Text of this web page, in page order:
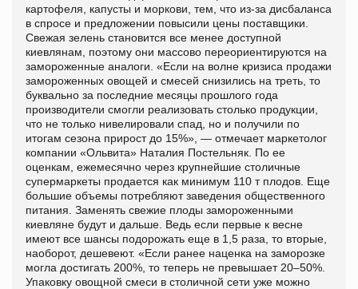
картофеля, капусты и моркови, тем, что из-за дисбаланса
в спросе и предложении повысили цены поставщики.
Свежая зелень становится все менее доступной
киевлянам, поэтому они массово переориентируются на
замороженные аналоги. «Если на волне кризиса продажи
замороженных овощей и смесей снизились на треть, то
буквально за последние месяцы прошлого года
производители смогли реализовать столько продукции,
что не только нивелировали спад, но и получили по
итогам сезона прирост до 15%», — отмечает маркетолог
компании «Ольвита» Наталия Постельняк. По ее
оценкам, ежемесячно через крупнейшие столичные
супермаркеты продается как минимум 110 т плодов. Еще
большие объемы потребляют заведения общественного
питания. Заменять свежие плоды замороженными
киевляне будут и дальше. Ведь если первые к весне
имеют все шансы подорожать еще в 1,5 раза, то вторые,
наоборот, дешевеют. «Если ранее наценка на заморозке
могла достигать 200%, то теперь не превышает 20–50%.
Упаковку овощной смеси в столичной сети уже можно